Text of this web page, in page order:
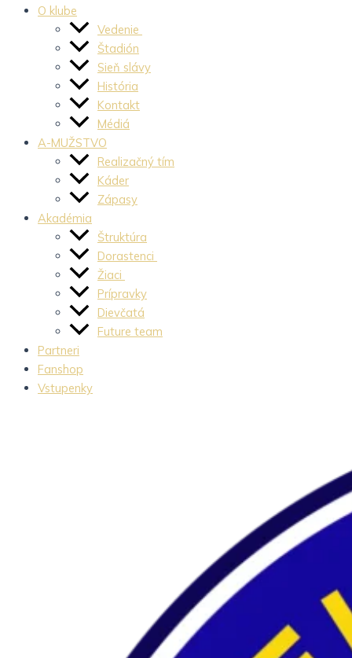
O klube
Vedenie
Štadión
Sieň slávy
História
Kontakt
Médiá
A-MUŽSTVO
Realizačný tím
Káder
Zápasy
Akadémia
Štruktúra
Dorastenci
Žiaci
Prípravky
Dievčatá
Future team
Partneri
Fanshop
Vstupenky